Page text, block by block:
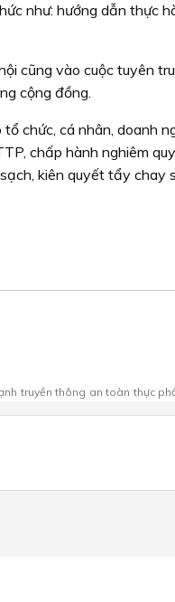
như: hướng dẫn thực
cũng vào cuộc tuyên
cộng đồng.
chức, cá nhân, doanh
chấp hành nghiêm
kiên quyết tẩy chay
truyền thông an toàn thực